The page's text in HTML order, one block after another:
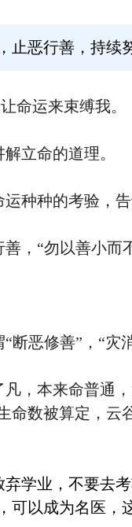
恶行善，持续
命运来束缚我。
立命的道理。
种种的考验，告
，“勿以善小而
恶修善”，“灾
凡，本来命普通
命数被算定，云
弃学业，不要去
以成为名医，